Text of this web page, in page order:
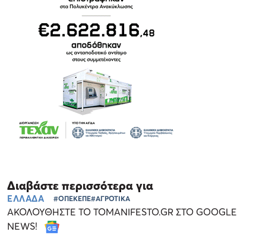
Διαβάστε περισσότερα για
ΕΛΛΑΔΑ #ΟΠΕΚΕΠΕ#ΑΓΡΟΤΙΚΑ
ΑΚΟΛΟΥΘΗΣΤΕ ΤΟ TOMANIFESTO.GR ΣΤΟ GOOGLE
NEWS!